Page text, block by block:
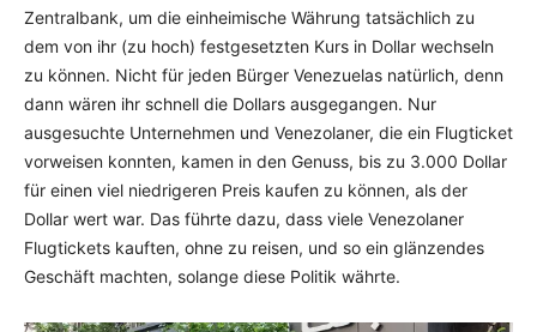
Zentralbank, um die einheimische Währung tatsächlich zu
dem von ihr (zu hoch) festgesetzten Kurs in Dollar wechseln
zu können. Nicht für jeden Bürger Venezuelas natürlich, denn
dann wären ihr schnell die Dollars ausgegangen. Nur
ausgesuchte Unternehmen und Venezolaner, die ein Flugticket
vorweisen konnten, kamen in den Genuss, bis zu 3.000 Dollar
für einen viel niedrigeren Preis kaufen zu können, als der
Dollar wert war. Das führte dazu, dass viele Venezolaner
Flugtickets kauften, ohne zu reisen, und so ein glänzendes
Geschäft machten, solange diese Politik währte.